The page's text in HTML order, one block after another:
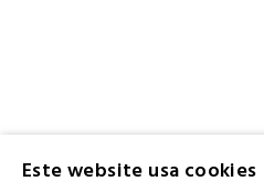
Este website usa cookies